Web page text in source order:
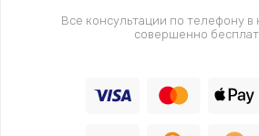
Заказать
2500 руб.
Все консультации по телефону
совершенно